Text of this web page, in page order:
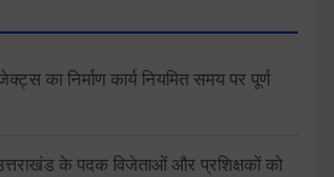
का निर्माण कार्य नियमित समय पर पूर्ण
के पदक विजेताओं और प्रशिक्षकों को